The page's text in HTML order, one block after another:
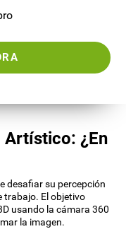
Artístico: ¿En
desafiar su percepción
trabajo. El objetivo
usando la cámara 360
la imagen.